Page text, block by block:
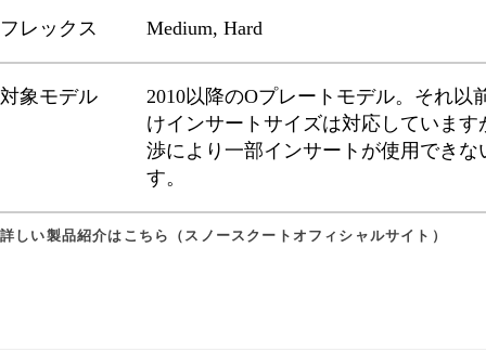
フレックス Medium, Hard
対象モデル
2010以降のOプレートモデル。それ以
けインサートサイズは対応しています
渉により一部インサートが使用できな
す。
詳しい製品紹介はこちら（スノースクートオフィシャルサイト）